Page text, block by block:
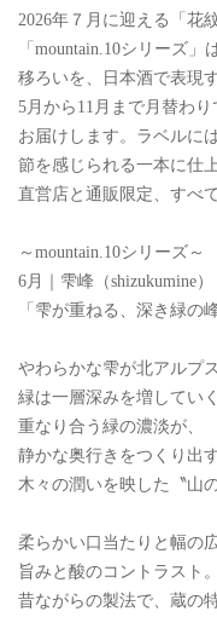
2026年７月に迎える「花
「mountain.10シリーズ
移ろいを、日本酒で表現
5月から11月まで月替わ
お届けします。ラベルに
節を感じられる一本に仕
直営店と通販限定、すべ
～mountain.10シリーズ～
6月｜雫峰（shizukumine）
「雫が重ねる、深き緑の
やわらかな雫が北アルプ
緑は一層深みを増していく
重なり合う緑の濃淡が、
静かな奥行きをつくり出す
木々の潤いを映した〝山
柔らかい口当たりと幅の
旨みと酸のコントラスト。
昔ながらの製法で、蔵の